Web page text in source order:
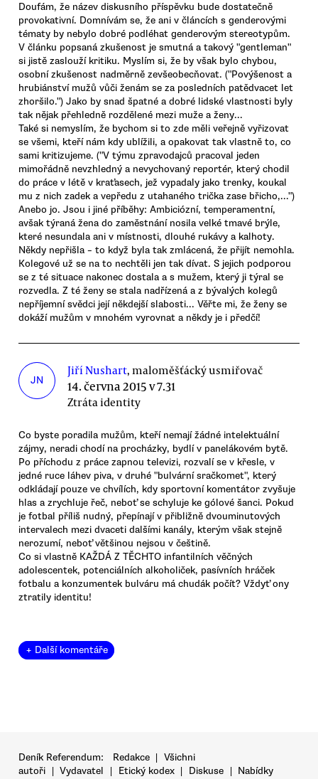
Doufám, že název diskusního příspěvku bude dostatečně
provokativní. Domnívám se, že ani v článcích s genderovými
tématy by nebylo dobré podléhat genderovým stereotypům.
V článku popsaná zkušenost je smutná a takový "gentleman"
si jistě zaslouží kritiku. Myslím si, že by však bylo chybou,
osobní zkušenost nadměrně zevšeobecňovat. ("Povýšenost a
hrubiánství mužů vůči ženám se za posledních patědvacet let
zhoršilo.") Jako by snad špatné a dobré lidské vlastnosti byly
tak nějak přehledně rozdělené mezi muže a ženy...
Také si nemyslím, že bychom si to zde měli veřejně vyřizovat
se všemi, kteří nám kdy ublížili, a opakovat tak vlastně to, co
sami kritizujeme. ("V týmu zpravodajců pracoval jeden
mimořádně nevzhledný a nevychovaný reportér, který chodil
do práce v létě v kraťasech, jež vypadaly jako trenky, koukal
mu z nich zadek a vepředu z utahaného trička zase břicho,...")
Anebo jo. Jsou i jiné příběhy: Ambiciózní, temperamentní,
avšak týraná žena do zaměstnání nosila velké tmavé brýle,
které nesundala ani v místnosti, dlouhé rukávy a kalhoty.
Někdy nepřišla – to když byla tak zmlácená, že přijít nemohla.
Kolegové už se na to nechtěli jen tak dívat. S jejich podporou
se z té situace nakonec dostala a s mužem, který ji týral se
rozvedla. Z té ženy se stala nadřízená a z bývalých kolegů
nepříjemní svědci její někdejší slabosti... Věřte mi, že ženy se
dokáží mužům v mnohém vyrovnat a někdy je i předčí!
JN
Jiří Nushart, maloměšťácký usmiřovač
14. června 2015 v 7.31
Ztráta identity
Co byste poradila mužům, kteří nemají žádné intelektuální
zájmy, neradi chodí na procházky, bydlí v panelákovém bytě.
Po příchodu z práce zapnou televizi, rozvalí se v křesle, v
jedné ruce láhev piva, v druhé "bulvární sračkomet", který
odkládají pouze ve chvílích, kdy sportovní komentátor zvyšuje
hlas a zrychluje řeč, neboť se schyluje ke gólové šanci. Pokud
je fotbal příliš nudný, přepínají v přibližně dvouminutových
intervalech mezi dvaceti dalšími kanály, kterým však stejně
nerozumí, neboť většinou nejsou v češtině.
Co si vlastně KAŽDÁ Z TĚCHTO infantilních věčných
adolescentek, potenciálních alkoholiček, pasívních hráček
fotbalu a konzumentek bulváru má chudák počít? Vždyť ony
ztratily identitu!
+ Další komentáře
Deník Referendum: Redakce | Všichni
autoři | Vydavatel | Etický kodex | Diskuse | Nabídky